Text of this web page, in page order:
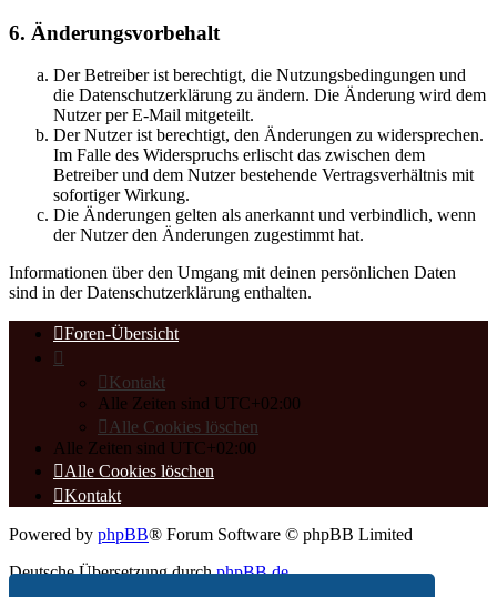
6. Änderungsvorbehalt
Der Betreiber ist berechtigt, die Nutzungsbedingungen und
die Datenschutzerklärung zu ändern. Die Änderung wird dem
Nutzer per E-Mail mitgeteilt.
Der Nutzer ist berechtigt, den Änderungen zu widersprechen.
Im Falle des Widerspruchs erlischt das zwischen dem
Betreiber und dem Nutzer bestehende Vertragsverhältnis mit
sofortiger Wirkung.
Die Änderungen gelten als anerkannt und verbindlich, wenn
der Nutzer den Änderungen zugestimmt hat.
Informationen über den Umgang mit deinen persönlichen Daten
sind in der Datenschutzerklärung enthalten.
Foren-Übersicht
Kontakt
Alle Zeiten sind UTC+02:00
Alle Cookies löschen
Alle Zeiten sind UTC+02:00
Alle Cookies löschen
Kontakt
Powered by phpBB® Forum Software © phpBB Limited
Deutsche Übersetzung durchphpBB.de